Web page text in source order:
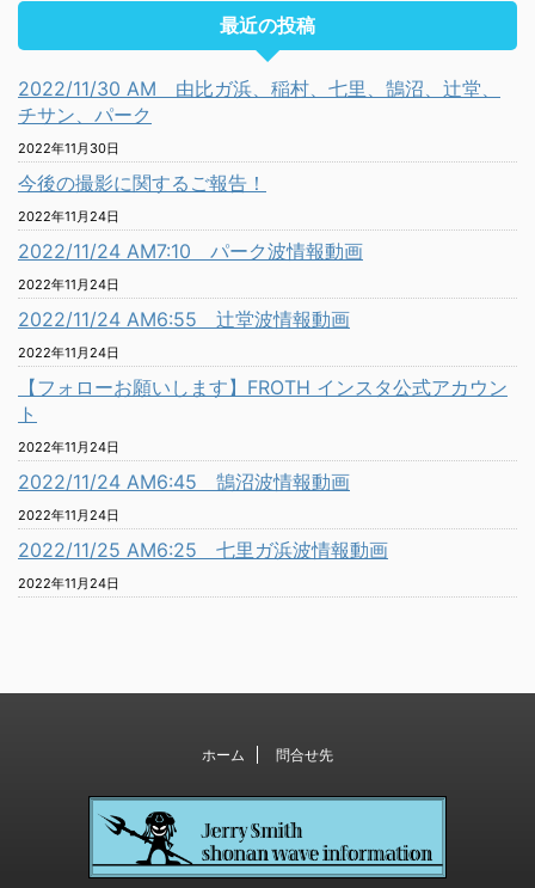
最近の投稿
2022/11/30 AM 由比ガ浜、稲村、七里、鵠沼、辻堂、
チサン、パーク
2022年11月30日
今後の撮影に関するご報告！
2022年11月24日
2022/11/24 AM7:10 パーク波情報動画
2022年11月24日
2022/11/24 AM6:55 辻堂波情報動画
2022年11月24日
【フォローお願いします】FROTH インスタ公式アカウン
ト
2022年11月24日
2022/11/24 AM6:45 鵠沼波情報動画
2022年11月24日
2022/11/25 AM6:25 七里ガ浜波情報動画
2022年11月24日
ホーム 問合せ先